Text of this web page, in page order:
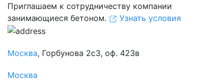
Приглашаем к сотрудничеству компании
занимающиеся бетоном.
Узнать условия
Москва, Горбунова 2с3, оф. 423в
Москва